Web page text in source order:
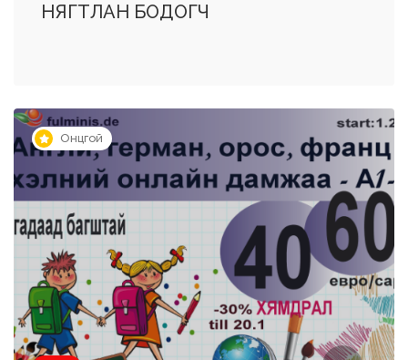
НЯГТЛАН БОДОГЧ
Онцгой